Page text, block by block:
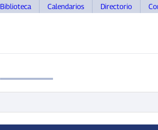
Biblioteca Calendarios Directorio